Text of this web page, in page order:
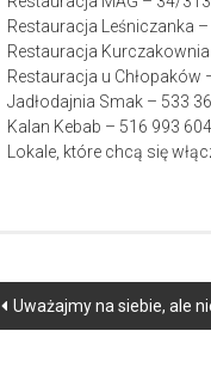
Restauracja Leśniczanka
Restauracja
Restauracja u Chłopaków
Jadłodajnia Smak – 533
Kalan Kebab – 516 993
Lokale, które chcą się
Post
Uważajmy na siebie, ale